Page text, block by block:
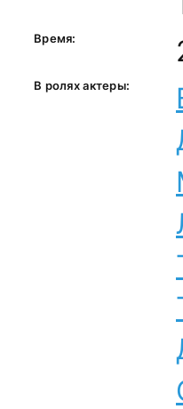
Время:
В ролях актеры: